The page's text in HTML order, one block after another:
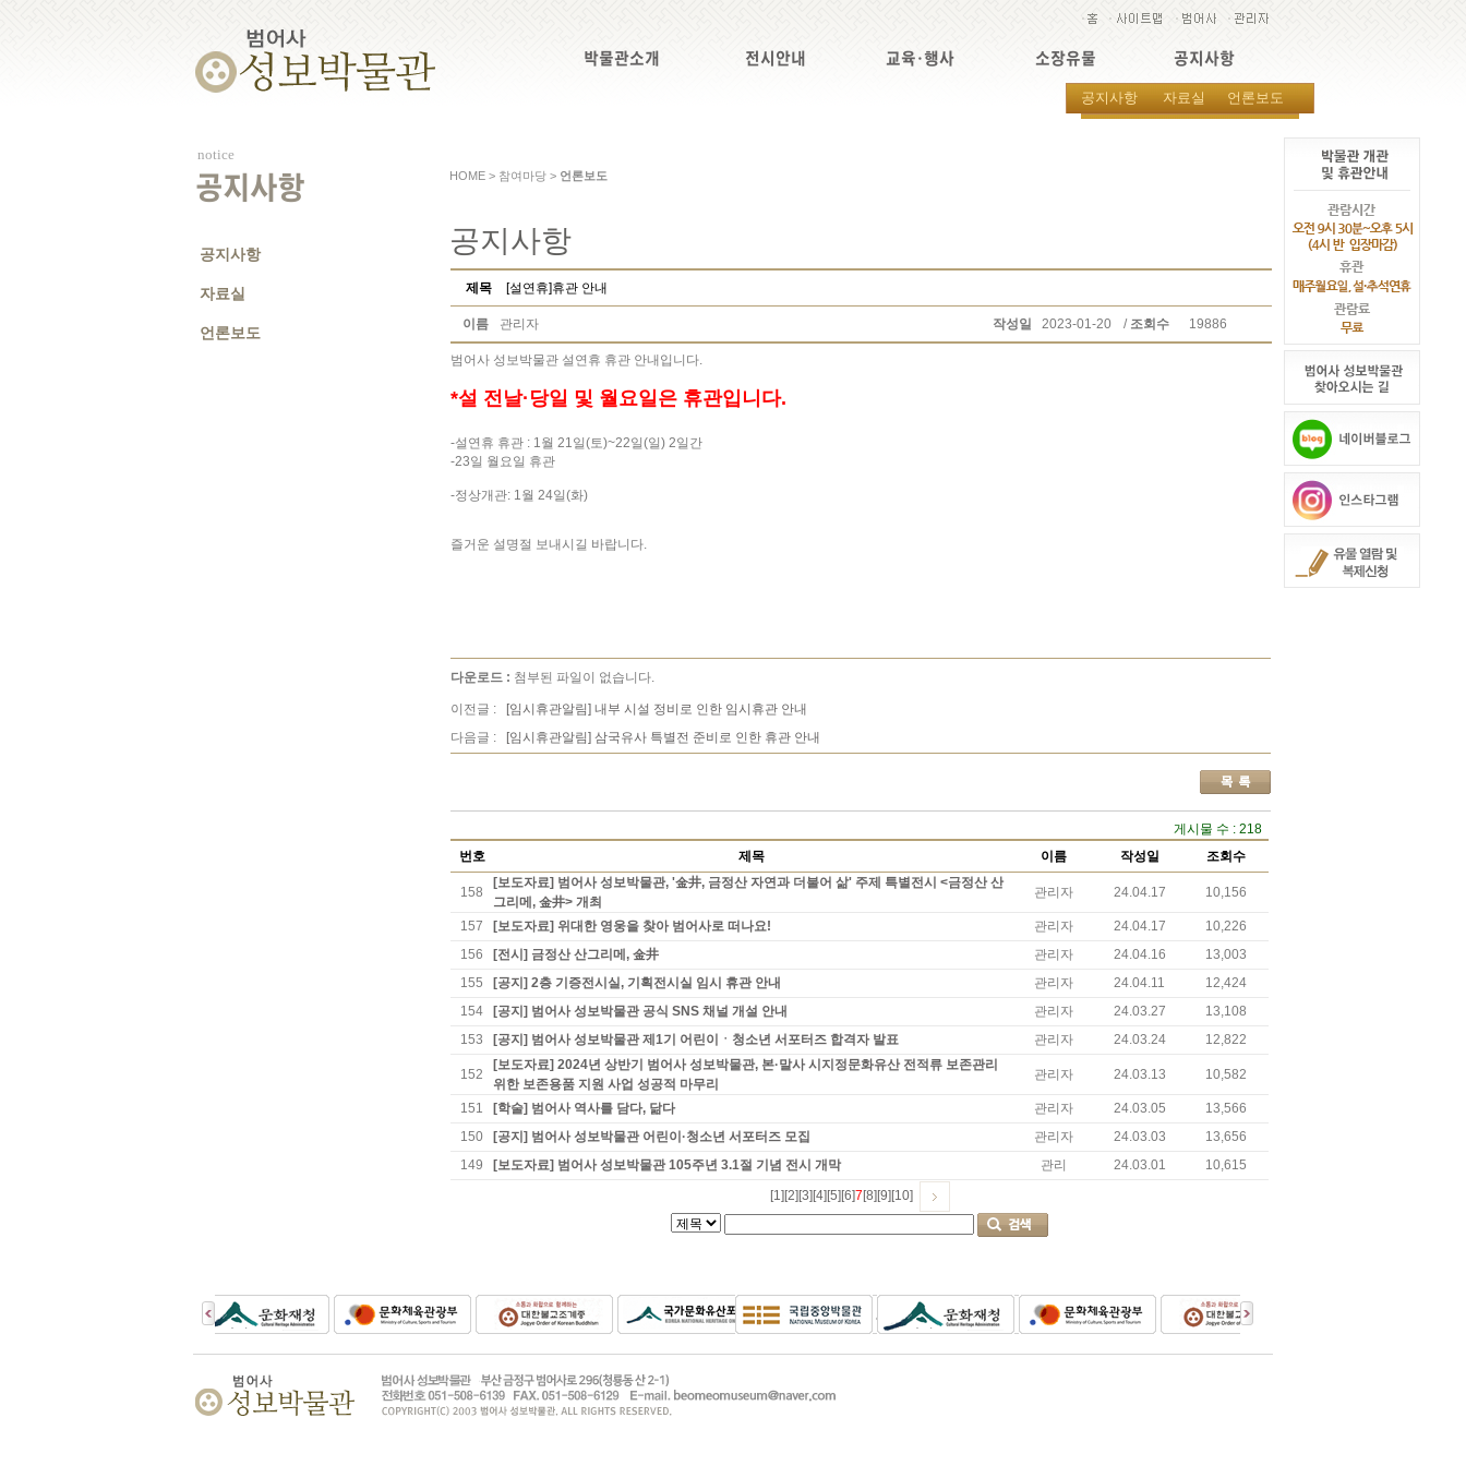
박물관소개 전시안내 교육·행사 소장유물 공지사항
공지사항 자료실 언론보도
notice
공지사항
공지사항
자료실
언론보도
HOME > 참여마당 > 언론보도
공지사항
제목 [설연휴]휴관 안내
이름 관리자 작성일 2023-01-20 / 조회수 19886
범어사 성보박물관 설연휴 휴관 안내입니다.
*설 전날·당일 및 월요일은 휴관입니다.
-설연휴 휴관 : 1월 21일(토)~22일(일) 2일간
-23일 월요일 휴관
-정상개관: 1월 24일(화)
즐거운 설명절 보내시길 바랍니다.
다운로드 : 첨부된 파일이 없습니다.
이전글 :
[임시휴관알림] 내부 시설 정비로 인한 임시휴관 안내
다음글 :
[임시휴관알림] 삼국유사 특별전 준비로 인한 휴관 안내
게시물 수 : 218
번호
제목 이름 작성일 조회수
158
[보도자료] 범어사 성보박물관, '金井, 금정산 자연과 더불어 삶' 주제 특별전시 <금정산 산
그리메, 金井> 개최
관리자 24.04.17 10,156
157 [보도자료] 위대한 영웅을 찾아 범어사로 떠나요! 관리자 24.04.17
10,226
156
[전시] 금정산 산그리메, 金井 관리자 24.04.16
13,003
155
[공지] 2층 기증전시실, 기획전시실 임시 휴관 안내 관리자 24.04.11
12,424
154
[공지] 범어사 성보박물관 공식 SNS 채널 개설 안내 관리자 24.03.27
13,108
153
[공지] 범어사 성보박물관 제1기 어린이ㆍ청소년 서포터즈 합격자 발표 관리자 24.03.24 12,822
152
[보도자료] 2024년 상반기 범어사 성보박물관, 본·말사 시지정문화유산 전적류 보존관리
위한 보존용품 지원 사업 성공적 마무리
관리자 24.03.13 10,582
151 [학술] 범어사 역사를 담다, 닮다 관리자 24.03.05
13,566
150
[공지] 범어사 성보박물관 어린이·청소년 서포터즈 모집 관리자 24.03.03
13,656
149
[보도자료] 범어사 성보박물관 105주년 3.1절 기념 전시 개막 관리 24.03.01 10,615
[1] [2] [3] [4] [5] [6]7 [8] [9] [10]